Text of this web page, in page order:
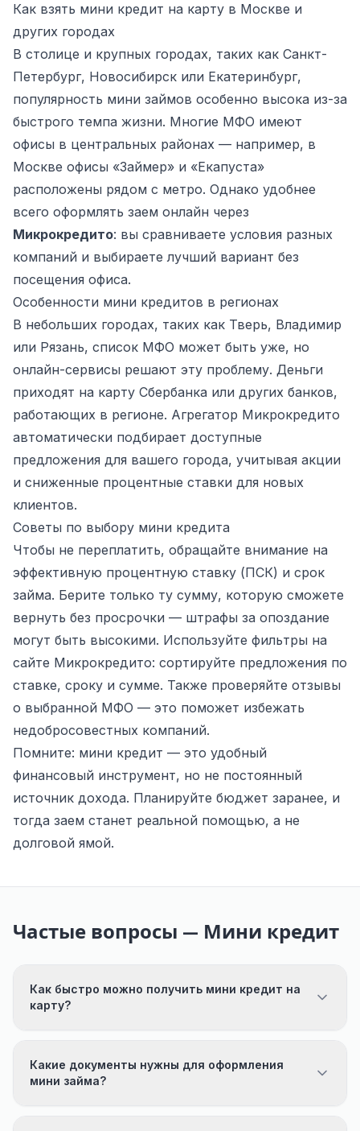
Как взять мини кредит на карту в Москве и
других городах
В столице и крупных городах, таких как Санкт-
Петербург, Новосибирск или Екатеринбург,
популярность мини займов особенно высока из-за
быстрого темпа жизни. Многие МФО имеют
офисы в центральных районах — например, в
Москве офисы «Займер» и «Екапуста»
расположены рядом с метро. Однако удобнее
всего оформлять заем онлайн через
Микрокредито: вы сравниваете условия разных
компаний и выбираете лучший вариант без
посещения офиса.
Особенности мини кредитов в регионах
В небольших городах, таких как Тверь, Владимир
или Рязань, список МФО может быть уже, но
онлайн-сервисы решают эту проблему. Деньги
приходят на карту Сбербанка или других банков,
работающих в регионе. Агрегатор Микрокредито
автоматически подбирает доступные
предложения для вашего города, учитывая акции
и сниженные процентные ставки для новых
клиентов.
Советы по выбору мини кредита
Чтобы не переплатить, обращайте внимание на
эффективную процентную ставку (ПСК) и срок
займа. Берите только ту сумму, которую сможете
вернуть без просрочки — штрафы за опоздание
могут быть высокими. Используйте фильтры на
сайте Микрокредито: сортируйте предложения по
ставке, сроку и сумме. Также проверяйте отзывы
о выбранной МФО — это поможет избежать
недобросовестных компаний.
Помните: мини кредит — это удобный
финансовый инструмент, но не постоянный
источник дохода. Планируйте бюджет заранее, и
тогда заем станет реальной помощью, а не
долговой ямой.
Частые вопросы — Мини кредит
Как быстро можно получить мини кредит на
карту?
Какие документы нужны для оформления
мини займа?